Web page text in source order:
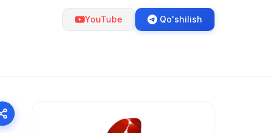
YouTube Qo'shilish